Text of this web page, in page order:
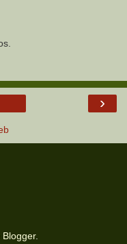
›
Blogger.